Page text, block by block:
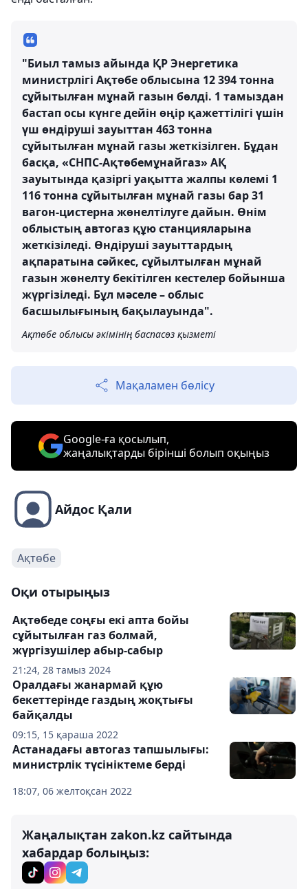
"Биыл тамыз айында ҚР Энергетика
министрлігі Ақтөбе облысына 12 394 тонна
сұйытылған мұнай газын бөлді. 1 тамыздан
бастап осы күнге дейін өңір қажеттілігі үшін
үш өндіруші зауыттан 463 тонна
сұйытылған мұнай газы жеткізілген. Бұдан
басқа, «СНПС-Ақтөбемұнайгаз» АҚ
зауытында қазіргі уақытта жалпы көлемі 1
116 тонна сұйытылған мұнай газы бар 31
вагон-цистерна жөнелтілуге дайын. Өнім
облыстың автогаз құю станцияларына
жеткізіледі. Өндіруші зауыттардың
ақпаратына сәйкес, сұйылтылған мұнай
газын жөнелту бекітілген кестелер бойынша
жүргізіледі. Бұл мәселе – облыс
басшылығының бақылауында".
Ақтөбе облысы әкімінің баспасөз қызметі
Мақаламен бөлісу
Google-ға қосылып,
жаңалықтарды бірінші болып оқыңыз
Айдос Қали
Ақтөбе
Оқи отырыңыз
21:24, 28 тамыз 2024
Ақтөбеде соңғы екі апта бойы
сұйытылған газ болмай,
жүргізушілер абыр-сабыр
09:15, 15 қараша 2022
Оралдағы жанармай құю
бекеттерінде газдың жоқтығы
байқалды
18:07, 06 желтоқсан 2022
Астанадағы автогаз тапшылығы:
министрлік түсініктеме берді
Жаңалықтан zakon.kz сайтында
хабардар болыңыз: